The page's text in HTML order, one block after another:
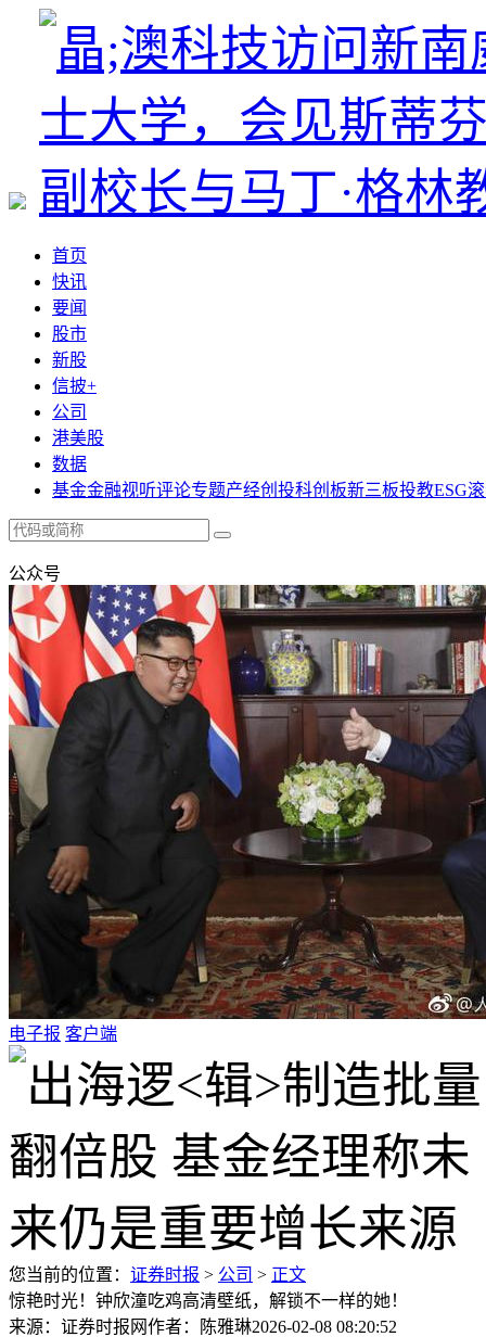
首页
快讯
要闻
股市
新股
信披+
公司
港美股
数据
基金金融视听评论专题产经创投科创板新三板投教ESG
公众号
电子报 客户端
您当前的位置： 证券时报 > 公司 > 正文
惊艳时光！钟欣潼吃鸡高清壁纸，解锁不一样的她！
来源：证券时报网作者：陈雅琳2026-02-08 08:20:52